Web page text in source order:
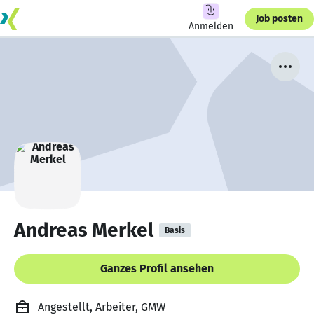
Anmelden
Job posten
Andreas Merkel Basis
Ganzes Profil ansehen
Angestellt, Arbeiter, GMW